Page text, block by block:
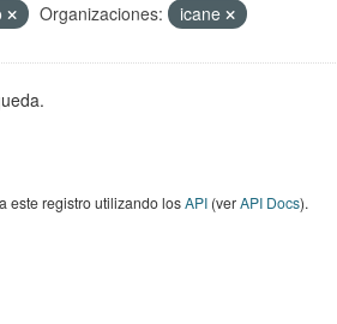
Organizaciones: icane
este registro utilizando losAPI(verAPI Docs).